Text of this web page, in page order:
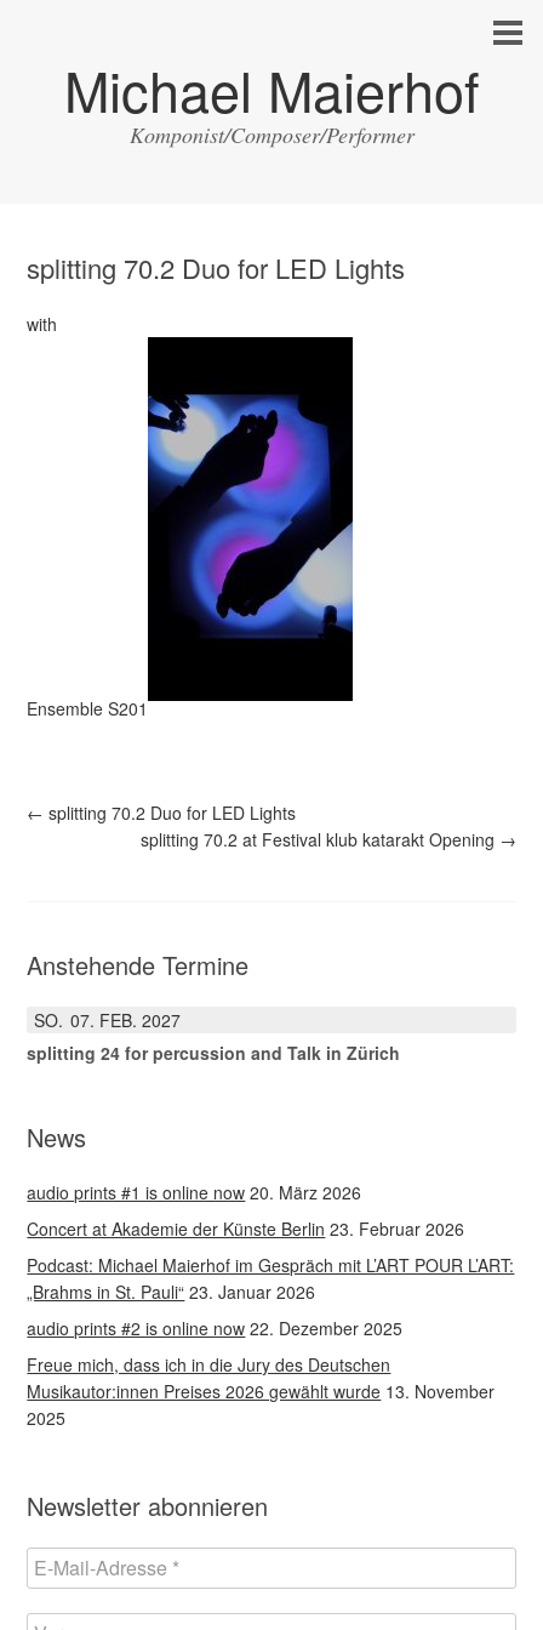
Michael Maierhof
Komponist/Composer/Performer
splitting 70.2 Duo for LED Lights
with
Ensemble S201
← splitting 70.2 Duo for LED Lights
splitting 70.2 at Festival klub katarakt Opening →
Anstehende Termine
SO. 07 FEB. 2027
splitting 24 for percussion and Talk in Zürich
News
audio prints #1 is online now 20. März 2026
Concert at Akademie der Künste Berlin 23. Februar 2026
Podcast: Michael Maierhof im Gespräch mit L’ART POUR L’ART:
„Brahms in St. Pauli“ 23. Januar 2026
audio prints #2 is online now 22. Dezember 2025
Freue mich, dass ich in die Jury des Deutschen
Musikautor:innen Preises 2026 gewählt wurde 13. November
2025
Newsletter abonnieren